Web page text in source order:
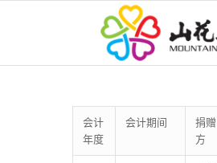
会计
年度
会计期间
捐赠
方